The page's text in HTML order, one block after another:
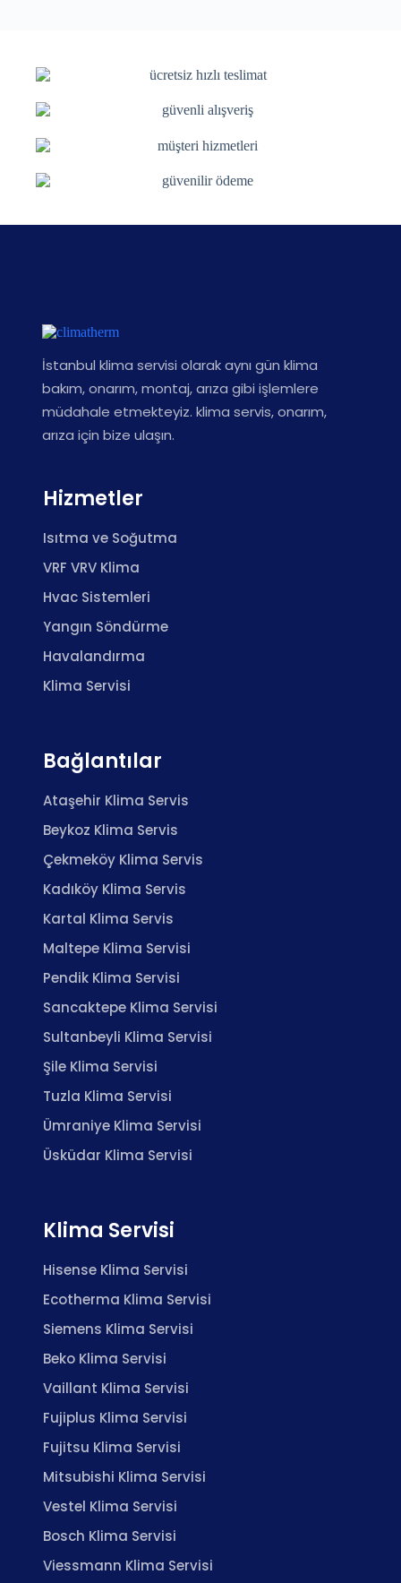
İstanbul klima servisi olarak aynı gün klima
bakım, onarım, montaj, arıza gibi işlemlere
müdahale etmekteyiz. klima servis, onarım,
arıza için bize ulaşın.
Hizmetler
Isıtma ve Soğutma
VRF VRV Klima
Hvac Sistemleri
Yangın Söndürme
Havalandırma
Klima Servisi
Bağlantılar
Ataşehir Klima Servis
Beykoz Klima Servis
Çekmeköy Klima Servis
Kadıköy Klima Servis
Kartal Klima Servis
Maltepe Klima Servisi
Pendik Klima Servisi
Sancaktepe Klima Servisi
Sultanbeyli Klima Servisi
Şile Klima Servisi
Tuzla Klima Servisi
Ümraniye Klima Servisi
Üsküdar Klima Servisi
Klima Servisi
Hisense Klima Servisi
Ecotherma Klima Servisi
Siemens Klima Servisi
Beko Klima Servisi
Vaillant Klima Servisi
Fujiplus Klima Servisi
Fujitsu Klima Servisi
Mitsubishi Klima Servisi
Vestel Klima Servisi
Bosch Klima Servisi
Viessmann Klima Servisi